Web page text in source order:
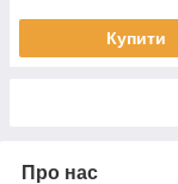
Купити
Про нас